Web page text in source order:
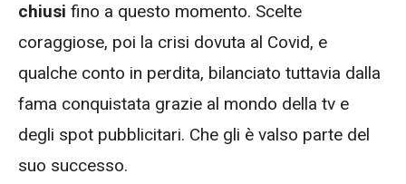
chiusi fino a questo momento. Scelte
coraggiose, poi la crisi dovuta al Covid, e
qualche conto in perdita, bilanciato tuttavia dalla
fama conquistata grazie al mondo della tv e
degli spot pubblicitari. Che gli è valso parte del
suo successo.